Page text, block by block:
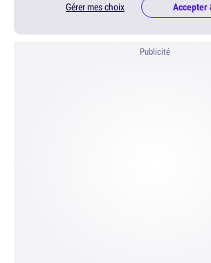
Gérer mes choix Accepter
Publicité